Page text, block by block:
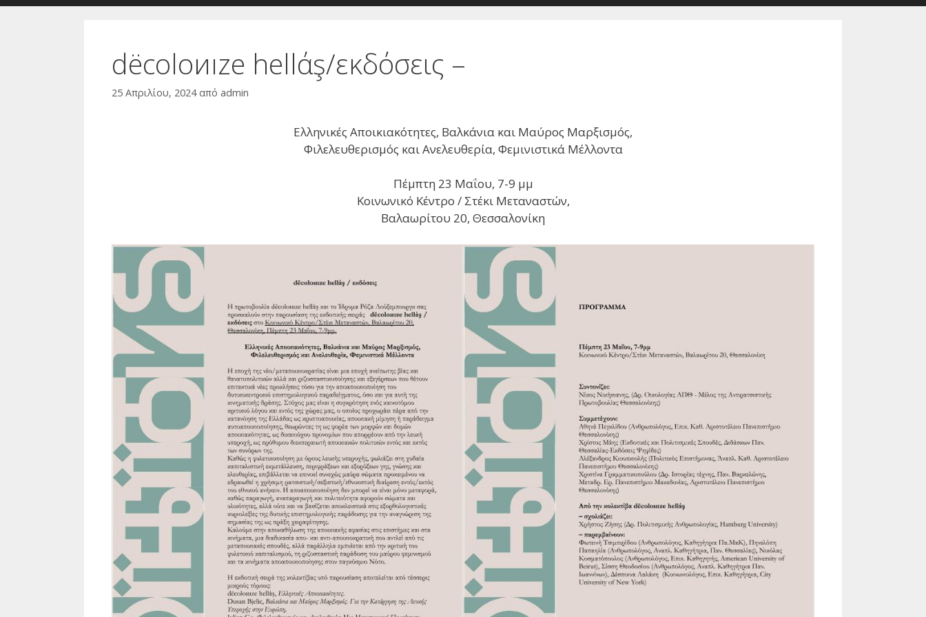
dëcoloиıze hellάş/εκδόσεις –
25 Απριλίου, 2024 από admin
Ελληνικές Αποικιακότητες, Βαλκάνια και Μαύρος Μαρξισμός,
Φιλελευθερισμός και Ανελευθερία, Φεμινιστικά Μέλλοντα
Πέμπτη 23 Μαΐου, 7-9 μμ
Κοινωνικό Κέντρο / Στέκι Μεταναστών,
Βαλαωρίτου 20, Θεσσαλονίκη